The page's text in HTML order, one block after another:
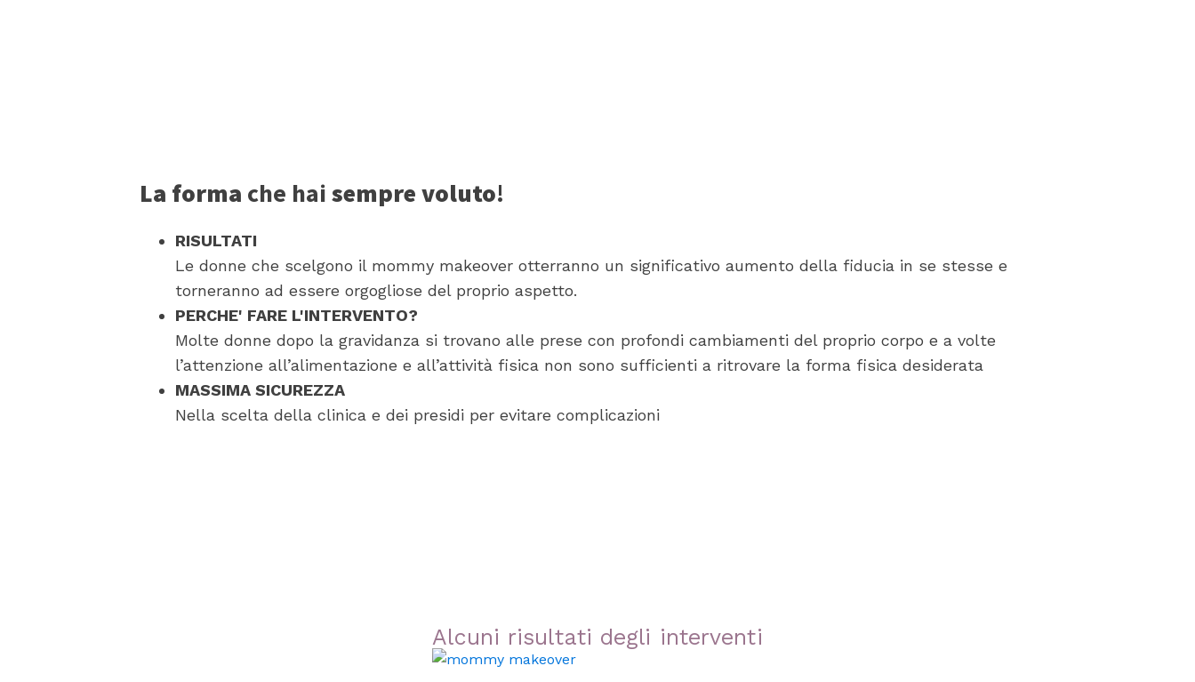
La forma che haisempre voluto!
RISULTATI
Le donne che scelgono il mommy makeover otterranno un significativo aumento della fiducia in se stesse e
torneranno ad essere orgogliose del proprio aspetto.
PERCHE' FARE L'INTERVENTO?
Molte donne dopo la gravidanza si trovano alle prese con profondi cambiamenti del proprio corpo e a volte
l’attenzione all’alimentazione e all’attività fisica non sono sufficienti a ritrovare la forma fisica desiderata
MASSIMA SICUREZZA
Nella scelta della clinica e dei presidi per evitare complicazioni
Alcuni risultati degli interventi